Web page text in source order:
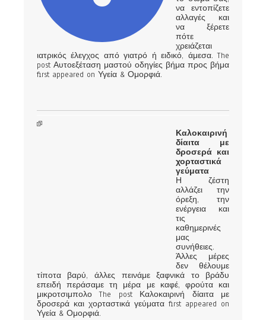
να εντοπίζετε
αλλαγές και
να ξέρετε
πότε
χρειάζεται
ιατρικός έλεγχος από γιατρό ή ειδικό, άμεσα. The
post Αυτοεξέταση μαστού οδηγίες βήμα προς βήμα
first appeared on Υγεία & Ομορφιά.
Καλοκαιρινή
δίαιτα με
δροσερά και
χορταστικά
γεύματα
Η ζέστη
αλλάζει την
όρεξη, την
ενέργεια και
τις
καθημερινές
μας
συνήθειες.
Άλλες μέρες
δεν θέλουμε
τίποτα βαρύ, άλλες πεινάμε ξαφνικά το βράδυ
επειδή περάσαμε τη μέρα με καφέ, φρούτα και
μικροτσιμπολο The post Καλοκαιρινή δίαιτα με
δροσερά και χορταστικά γεύματα first appeared on
Υγεία & Ομορφιά.